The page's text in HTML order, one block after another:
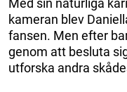
Med sin naturliga
kameran blev
fansen. Men efter
genom att besluta
utforska andra